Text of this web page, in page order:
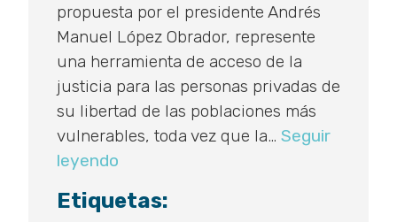
propuesta por el presidente Andrés
Manuel López Obrador, represente
una herramienta de acceso de la
justicia para las personas privadas de
su libertad de las poblaciones más
vulnerables, toda vez que la… Seguir
leyendo
Amnistía
Etiquetas: